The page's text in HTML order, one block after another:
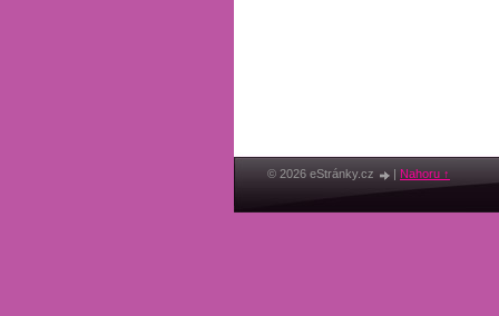
© 2026 eStránky.cz | Nahoru ↑